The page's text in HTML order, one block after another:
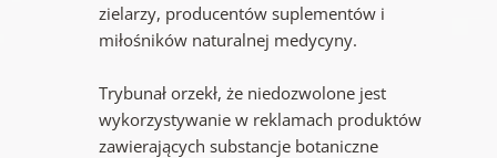
zielarzy, producentów suplementów i
miłośników naturalnej medycyny.
Trybunał orzekł, że niedozwolone jest
wykorzystywanie w reklamach produktów
zawierających substancje botaniczne